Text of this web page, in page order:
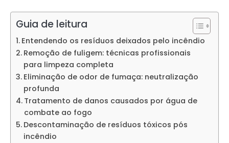
Guia de leitura
Entendendo os resíduos deixados pelo incêndio
Remoção de fuligem: técnicas profissionais
para limpeza completa
Eliminação de odor de fumaça: neutralização
profunda
Tratamento de danos causados por água de
combate ao fogo
Descontaminação de resíduos tóxicos pós
incêndio